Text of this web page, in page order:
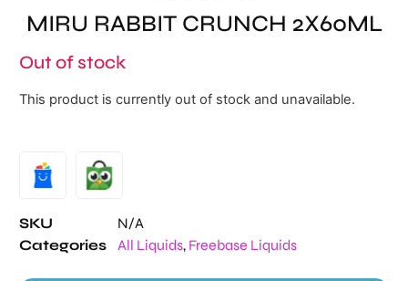
MIRU RABBIT CRUNCH 2X60ML
Out of stock
This product is currently out of stock and unavailable.
SKU
N/A
Categories
All Liquids, Freebase Liquids